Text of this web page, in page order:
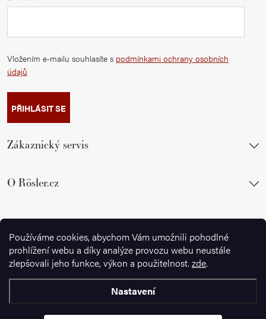
Používáme cookies, abychom Vám umožnili pohodlné
prohlížení webu a díky analýze provozu webu neustále
zlepšovali jeho funkce, výkon a použitelnost. zde.
Nastavení
Vložením e-mailu souhlasíte s podmínkami ochrany osobních
údajů
PŘIHLÁSIT SE
Zákaznický servis
O Rösler.cz
Sledujte nás